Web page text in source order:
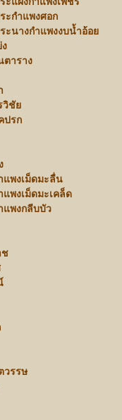
ะกำแพงศอก
ะนางกำแพงงบน้ำอ้อย
ตาราง
วิชัย
ปรก
แพงเม็ดมะลื่น
แพงเม็ดมะเคล็ด
แพงกลีบบัว
ช
วรรษ